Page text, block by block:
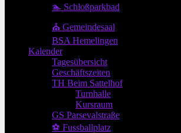
🏊 Schloßparkbad
⛪ Gemeindesaal
BSA Hemelingen
Kalender
Tagesübersicht
Geschäftszeiten
TH Beim Sattelhof
Turnhalle
Kursraum
GS Parsevalstraße
⚽ Fussballplatz